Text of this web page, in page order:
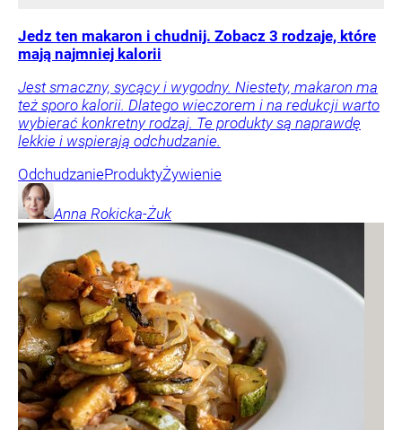
Jedz ten makaron i chudnij. Zobacz 3 rodzaje, które
mają najmniej kalorii
Jest smaczny, sycący i wygodny. Niestety, makaron ma
też sporo kalorii. Dlatego wieczorem i na redukcji warto
wybierać konkretny rodzaj. Te produkty są naprawdę
lekkie i wspierają odchudzanie.
OdchudzanieProduktyŻywienie
Anna Rokicka-Żuk